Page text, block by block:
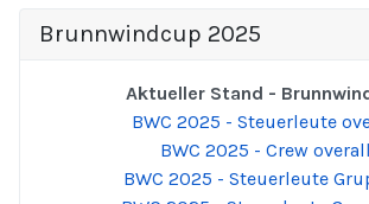
Brunnwindcup 2025
Aktueller Stand -
BWC 2025 - Steuerleute
BWC 2025 - Crew overall
BWC 2025 - Steuerleute